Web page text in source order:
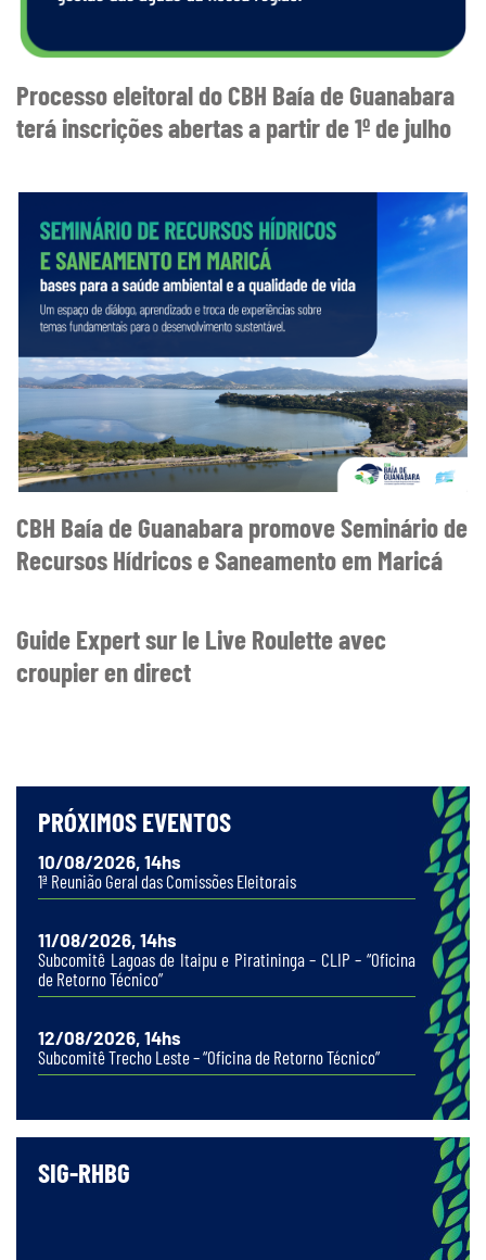
Processo eleitoral do CBH Baía de Guanabara
terá inscrições abertas a partir de 1º de julho
CBH Baía de Guanabara promove Seminário de
Recursos Hídricos e Saneamento em Maricá
Guide Expert sur le Live Roulette avec
croupier en direct
PRÓXIMOS EVENTOS
10/08/2026, 14hs
1ª Reunião Geral das Comissões Eleitorais
11/08/2026, 14hs
Subcomitê Lagoas de Itaipu e Piratininga – CLIP – “Oficina
de Retorno Técnico”
12/08/2026, 14hs
Subcomitê Trecho Leste – “Oficina de Retorno Técnico”
SIG-RHBG